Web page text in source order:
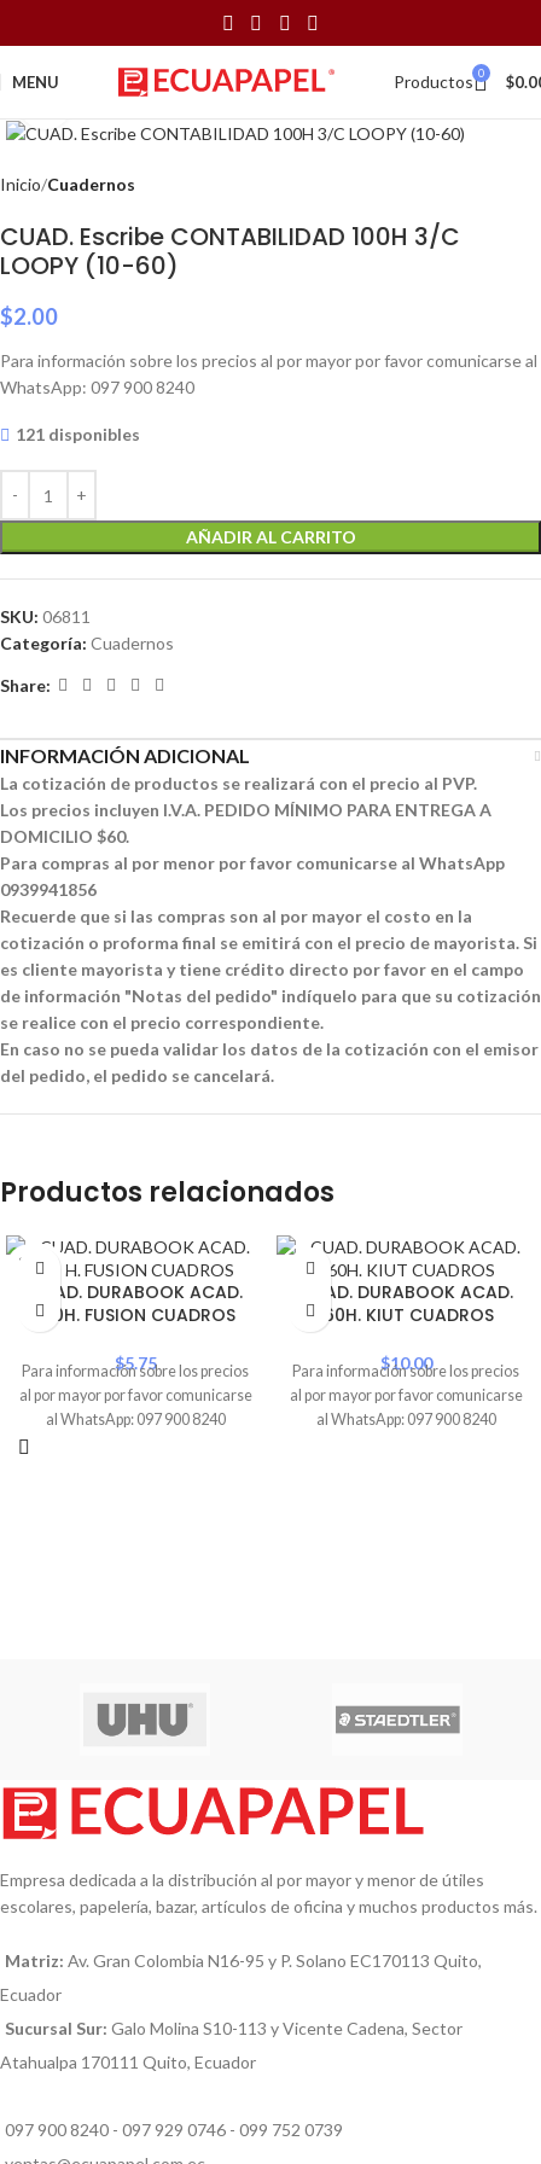
MENU Productos 0 $
Click to enlarge
Inicio Cuadernos
CUAD. Escribe CONTABILIDAD 100H 3/C
LOOPY (10-60)
$2.00
Para información sobre los precios al por mayor por favor comunicarse al
WhatsApp: 097 900 8240
121 disponibles
AÑADIR AL CARRITO
SKU: 06811
Categoría: Cuadernos
Share:
INFORMACIÓN ADICIONAL
La cotización de productos se realizará con el precio al PVP.
Los precios incluyen I.V.A. PEDIDO MÍNIMO PARA ENTREGA A
DOMICILIO $60.
Para compras al por menor por favor comunicarse al WhatsApp
0939941856
Recuerde que si las compras son al por mayor el costo en la
cotización o proforma final se emitirá con el precio de mayorista. Si
es cliente mayorista y tiene crédito directo por favor en el campo
de información "Notas del pedido" indíquelo para que su cotización
se realice con el precio correspondiente.
En caso no se pueda validar los datos de la cotización con el emisor
del pedido, el pedido se cancelará.
Productos relacionados
SOLD
OUT
CUAD. DURABOOK ACAD.
100H. FUSION CUADROS
$5.75
Para información sobre los precios
al por mayor por favor comunicarse
al WhatsApp: 097 900 8240
CUAD. DURABOOK ACAD.
160H. KIUT CUADROS
$10.00
Para información sobre los precios
al por mayor por favor comunicarse
al WhatsApp: 097 900 8240
Empresa dedicada a la distribución al por mayor y menor de útiles
escolares, papelería, bazar, artículos de oficina y muchos productos más.
Matriz: Av. Gran Colombia N16-95 y P. Solano EC170113 Quito,
Ecuador
Sucursal Sur: Galo Molina S10-113 y Vicente Cadena, Sector
Atahualpa 170111 Quito, Ecuador
097 900 8240 - 097 929 0746 - 099 752 0739